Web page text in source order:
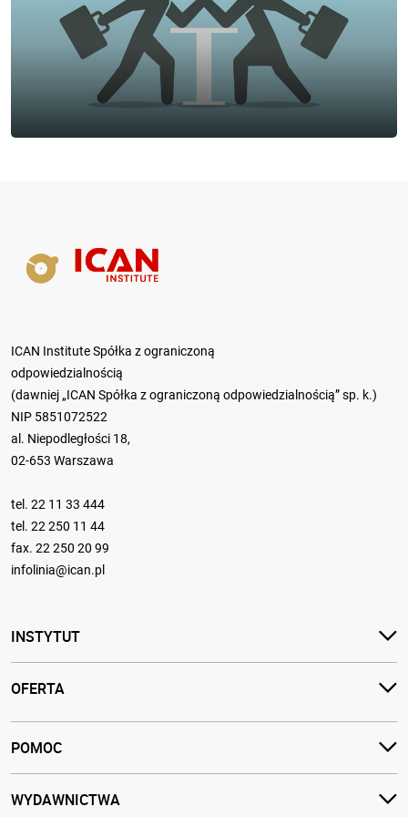
ICAN Institute Spółka z ograniczoną
odpowiedzialnością
(dawniej „ICAN Spółka z ograniczoną odpowiedzialnością” sp. k.)
NIP 5851072522
al. Niepodległości 18,
02-653 Warszawa
tel. 22 11 33 444
tel. 22 250 11 44
fax. 22 250 20 99
infolinia@ican.pl
INSTYTUT
OFERTA
POMOC
WYDAWNICTWA